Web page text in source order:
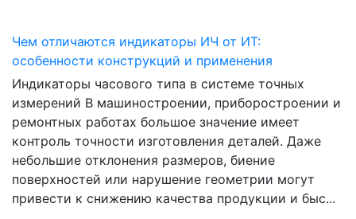
Чем отличаются индикаторы ИЧ от ИТ:
особенности конструкций и применения
Индикаторы часового типа в системе точных
измерений В машиностроении, приборостроении и
ремонтных работах большое значение имеет
контроль точности изготовления деталей. Даже
небольшие отклонения размеров, биение
поверхностей или нарушение геометрии могут
привести к снижению качества продукции и быс...